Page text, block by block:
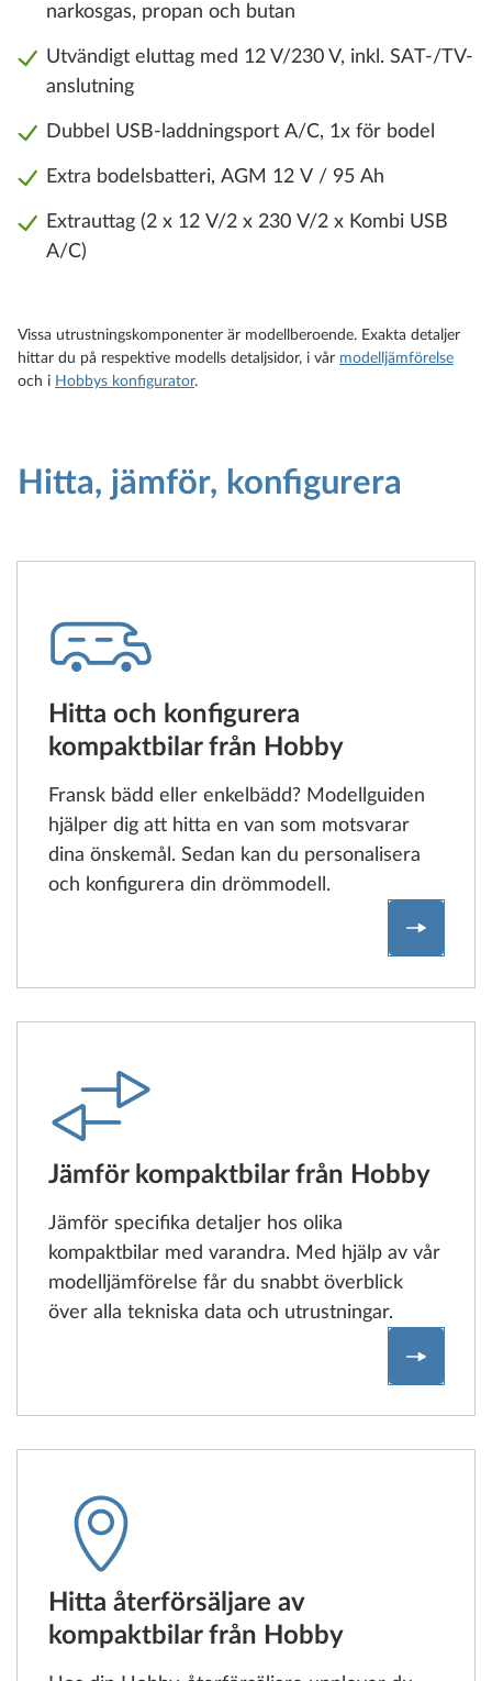
narkosgas, propan och butan
Utvändigt eluttag med 12 V/230 V, inkl. SAT-/TV-
anslutning
Dubbel USB-laddningsport A/C, 1x för bodel
Extra bodelsbatteri, AGM 12 V / 95 Ah
Extrauttag (2 x 12 V/2 x 230 V/2 x Kombi USB
A/C)
Vissa utrustningskomponenter är modellberoende. Exakta detaljer
hittar du på respektive modells detaljsidor, i vår modelljämförelse
och i Hobbys konfigurator.
Hitta, jämför, konfigurera
Hitta och konfigurera
kompaktbilar från Hobby
Fransk bädd eller enkelbädd? Modellguiden
hjälper dig att hitta en van som motsvarar
dina önskemål. Sedan kan du personalisera
och konfigurera din drömmodell.
Hitta
Jämför kompaktbilar från Hobby
Jämför specifika detaljer hos olika
kompaktbilar med varandra. Med hjälp av vår
modelljämförelse får du snabbt överblick
över alla tekniska data och utrustningar.
Jämför
Hitta återförsäljare av
kompaktbilar från Hobby